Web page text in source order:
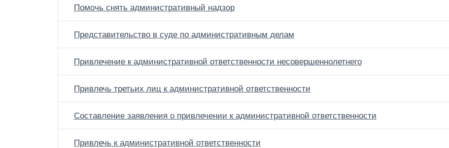
Помочь снять административный надзор
Представительство в суде по административным делам
Привлечение к административной ответственности несовершеннолетнего
Привлечь третьих лиц к административной ответственности
Составление заявления о привлечении к административной ответственности
Привлечь к административной ответственности